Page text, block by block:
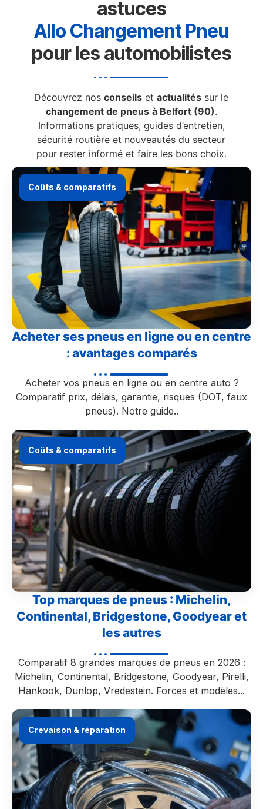
astuces
Allo Changement Pneu
pour les automobilistes
Découvrez nosconseils etactualités sur le
changement de pneus à Belfort (90).
Informations pratiques, guides d’entretien,
sécurité routière et nouveautés du secteur
pour rester informé et faire les bons choix.
Coûts & comparatifs
Acheter ses pneus en ligne ou en centre
: avantages comparés
Acheter vos pneus en ligne ou en centre auto ?
Comparatif prix, délais, garantie, risques (DOT, faux
pneus). Notre guide..
Coûts & comparatifs
Top marques de pneus : Michelin,
Continental, Bridgestone, Goodyear et
les autres
Comparatif 8 grandes marques de pneus en 2026 :
Michelin, Continental, Bridgestone, Goodyear, Pirelli,
Hankook, Dunlop, Vredestein. Forces et modèles...
Crevaison & réparation